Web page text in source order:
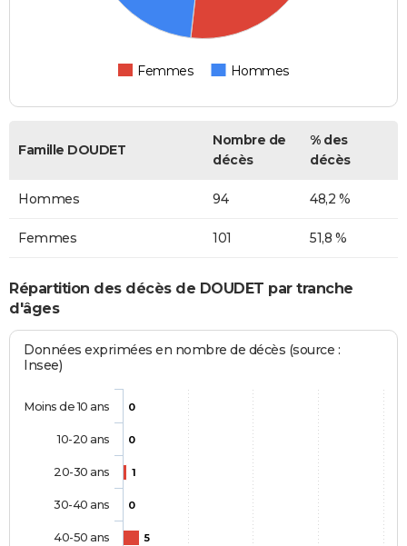
Femmes Hommes
Famille DOUDET
Nombre de
décès
% des
décès
Hommes 94 48,2 %
Femmes 101 51,8 %
Répartition des décès de DOUDET par tranche
d'âges
Données exprimées en nombre de décès (source :
Insee)
0
0
1
0
5
Moins de 10 ans
10-20 ans
20-30 ans
30-40 ans
40-50 ans